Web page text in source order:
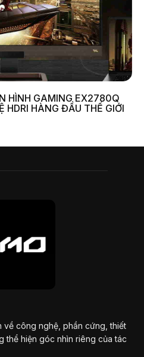
HÌNH GAMING EX2780Q
HDRI HÀNG ĐẦU THẾ GIỚI
về công nghệ, phần cứng, thiết
thể hiện góc nhìn riêng của tác